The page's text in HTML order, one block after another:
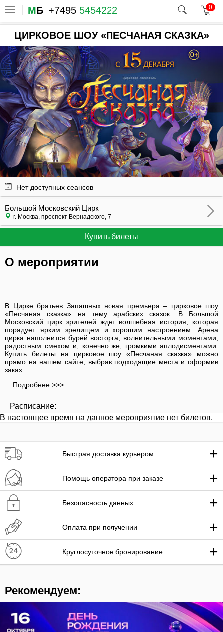
МБ +7495 5454222 0
ЦИРКОВОЕ ШОУ «ПЕСЧАНАЯ СКАЗКА»
Нет доступных сеансов
Большой Московский Цирк
г. Москва, проспект Вернадского, 7
Купить билеты
О мероприятии
В Цирке братьев Запашных новая премьера – цирковое шоу
«Песчаная сказка» на тему арабских сказок. В Большой
Московский цирк зрителей ждет волшебная история, которая
порадует ярким зрелищем и хорошим настроением. Арена
цирка наполнится бурей восторга, волнительными моментами,
радостным смехом и, конечно же, громкими аплодисментами.
Купить билеты на цирковое шоу «Песчаная сказка» можно
прямо на нашем сайте, выбрав подходящие места и оформив
заказ.
... Подробнее >>>
Расписание:
В настоящее время на данное мероприятие нет билетов.
Быстрая доставка курьером +
Помощь оператора при заказе +
Безопасность данных +
Оплата при получении +
Круглосуточное бронирование +
Рекомендуем: